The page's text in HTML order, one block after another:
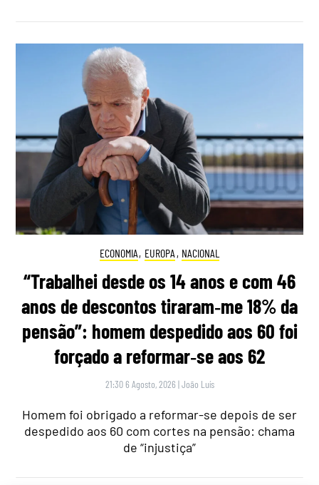
ECONOMIA, EUROPA , NACIONAL
“Trabalhei desde os 14 anos e com 46
anos de descontos tiraram‑me 18% da
pensão”: homem despedido aos 60 foi
forçado a reformar‑se aos 62
21:30 6 Agosto, 2026 |João Luís
Homem foi obrigado a reformar-se depois de ser
despedido aos 60 com cortes na pensão: chama
de “injustiça”